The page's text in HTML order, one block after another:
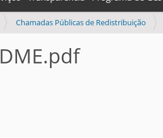
Chamadas Públicas de Redistribuição